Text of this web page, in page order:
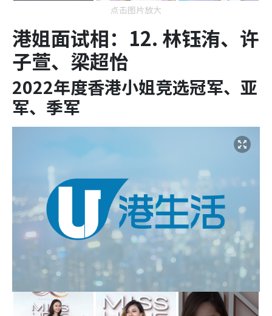
点击图片放大
港姐面试相：12. 林钰洧、许
子萱、梁超怡
2022年度香港小姐竞选冠军、亚
军、季军